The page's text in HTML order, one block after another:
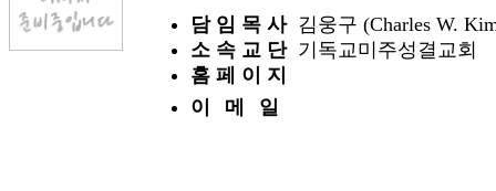
담 임 목 사 김웅구 (Charles W.
소 속 교 단 기독교미주성결교회
홈 페 이 지
이 메 일